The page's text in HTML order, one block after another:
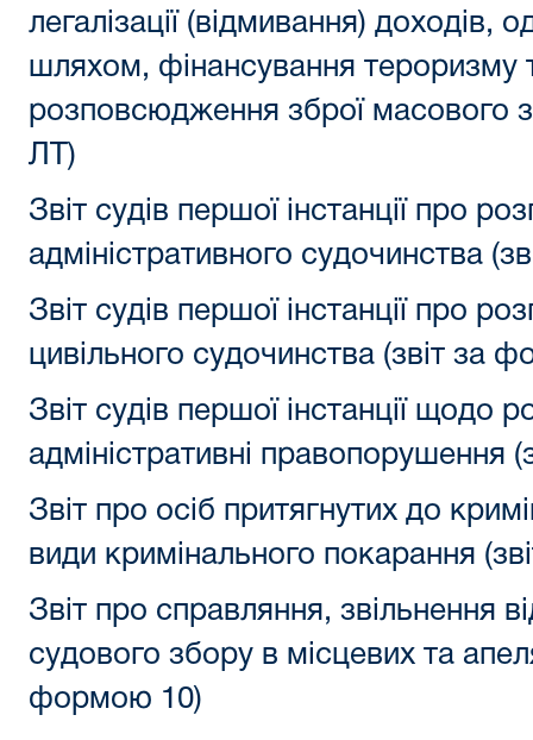
легалізації (відмивання) доходів,
шляхом, фінансування тероризму
розповсюдження зброї масового
ЛТ)
Звіт судів першої інстанції про
адміністративного судочинства
Звіт судів першої інстанції про
цивільного судочинства (звіт за
Звіт судів першої інстанції щодо
адміністративні правопорушення
Звіт про осіб притягнутих до
види кримінального покарання
Звіт про справляння, звільнення
судового збору в місцевих та
формою 10)